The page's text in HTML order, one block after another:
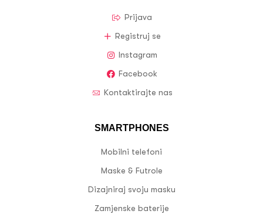
Prijava
Registruj se
Instagram
Facebook
Kontaktirajte nas
SMARTPHONES
Mobilni telefoni
Maske & Futrole
Dizajniraj svoju masku
Zamjenske baterije